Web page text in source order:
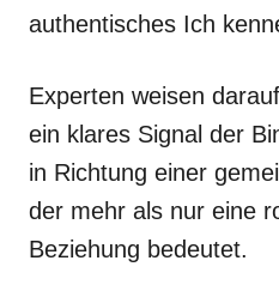
authentisches Ich
Experten weisen
ein klares Signal der
in Richtung einer
der mehr als nur eine
Beziehung bedeutet.